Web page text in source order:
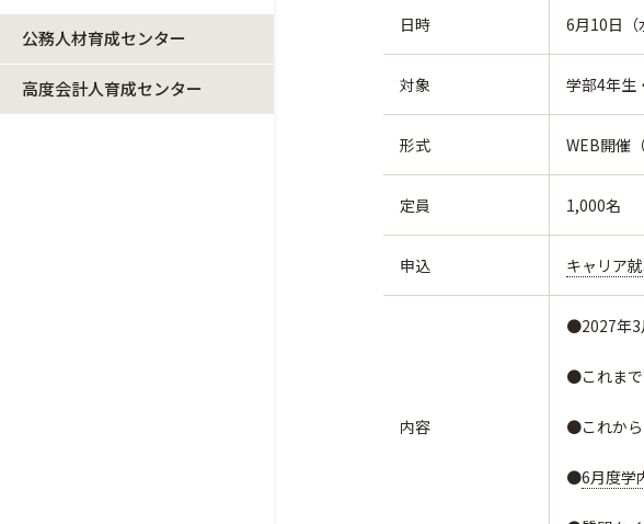
公務人材育成センター
高度会計人育成センター
日時 6月10日（
対象 学部4年生
形式 WEB開催
定員 1,000名
申込 キャリア
内容
●2027年3
●これまで
●これから
●6月度学